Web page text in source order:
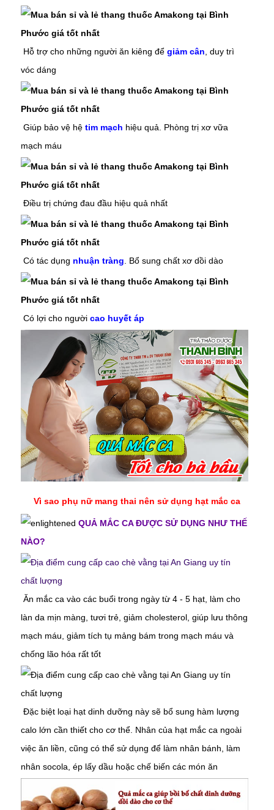
Hỗ trợ cho những người ăn kiêng để giảm cân , duy trì
vóc dáng
Giúp bảo vệ hệ tim mạch hiệu quả. Phòng trị xơ vữa
mạch máu
Điều trị chứng đau đầu hiệu quả nhất
Có tác dụng nhuận tràng . Bổ sung chất xơ dồi dào
Có lợi cho người cao huyết áp
Vì sao phụ nữ mang thai nên sử dụng hạt mắc ca
QUẢ MẮC CA ĐƯỢC SỬ DỤNG NHƯ THẾ
NÀO?
Ăn mắc ca vào các buổi trong ngày từ 4 - 5 hạt, làm cho
làn da mịn màng, tươi trẻ, giảm cholesterol, giúp lưu thông
mạch máu, giảm tích tụ mảng bám trong mạch máu và
chống lão hóa rất tốt
Đặc biệt loại hạt dinh dưỡng này sẽ bổ sung hàm lượng
calo lớn cần thiết cho cơ thể. Nhân của hạt mắc ca ngoài
việc ăn liền, cũng có thể sử dụng để làm nhân bánh, làm
nhân socola, ép lấy dầu hoặc chế biến các món ăn